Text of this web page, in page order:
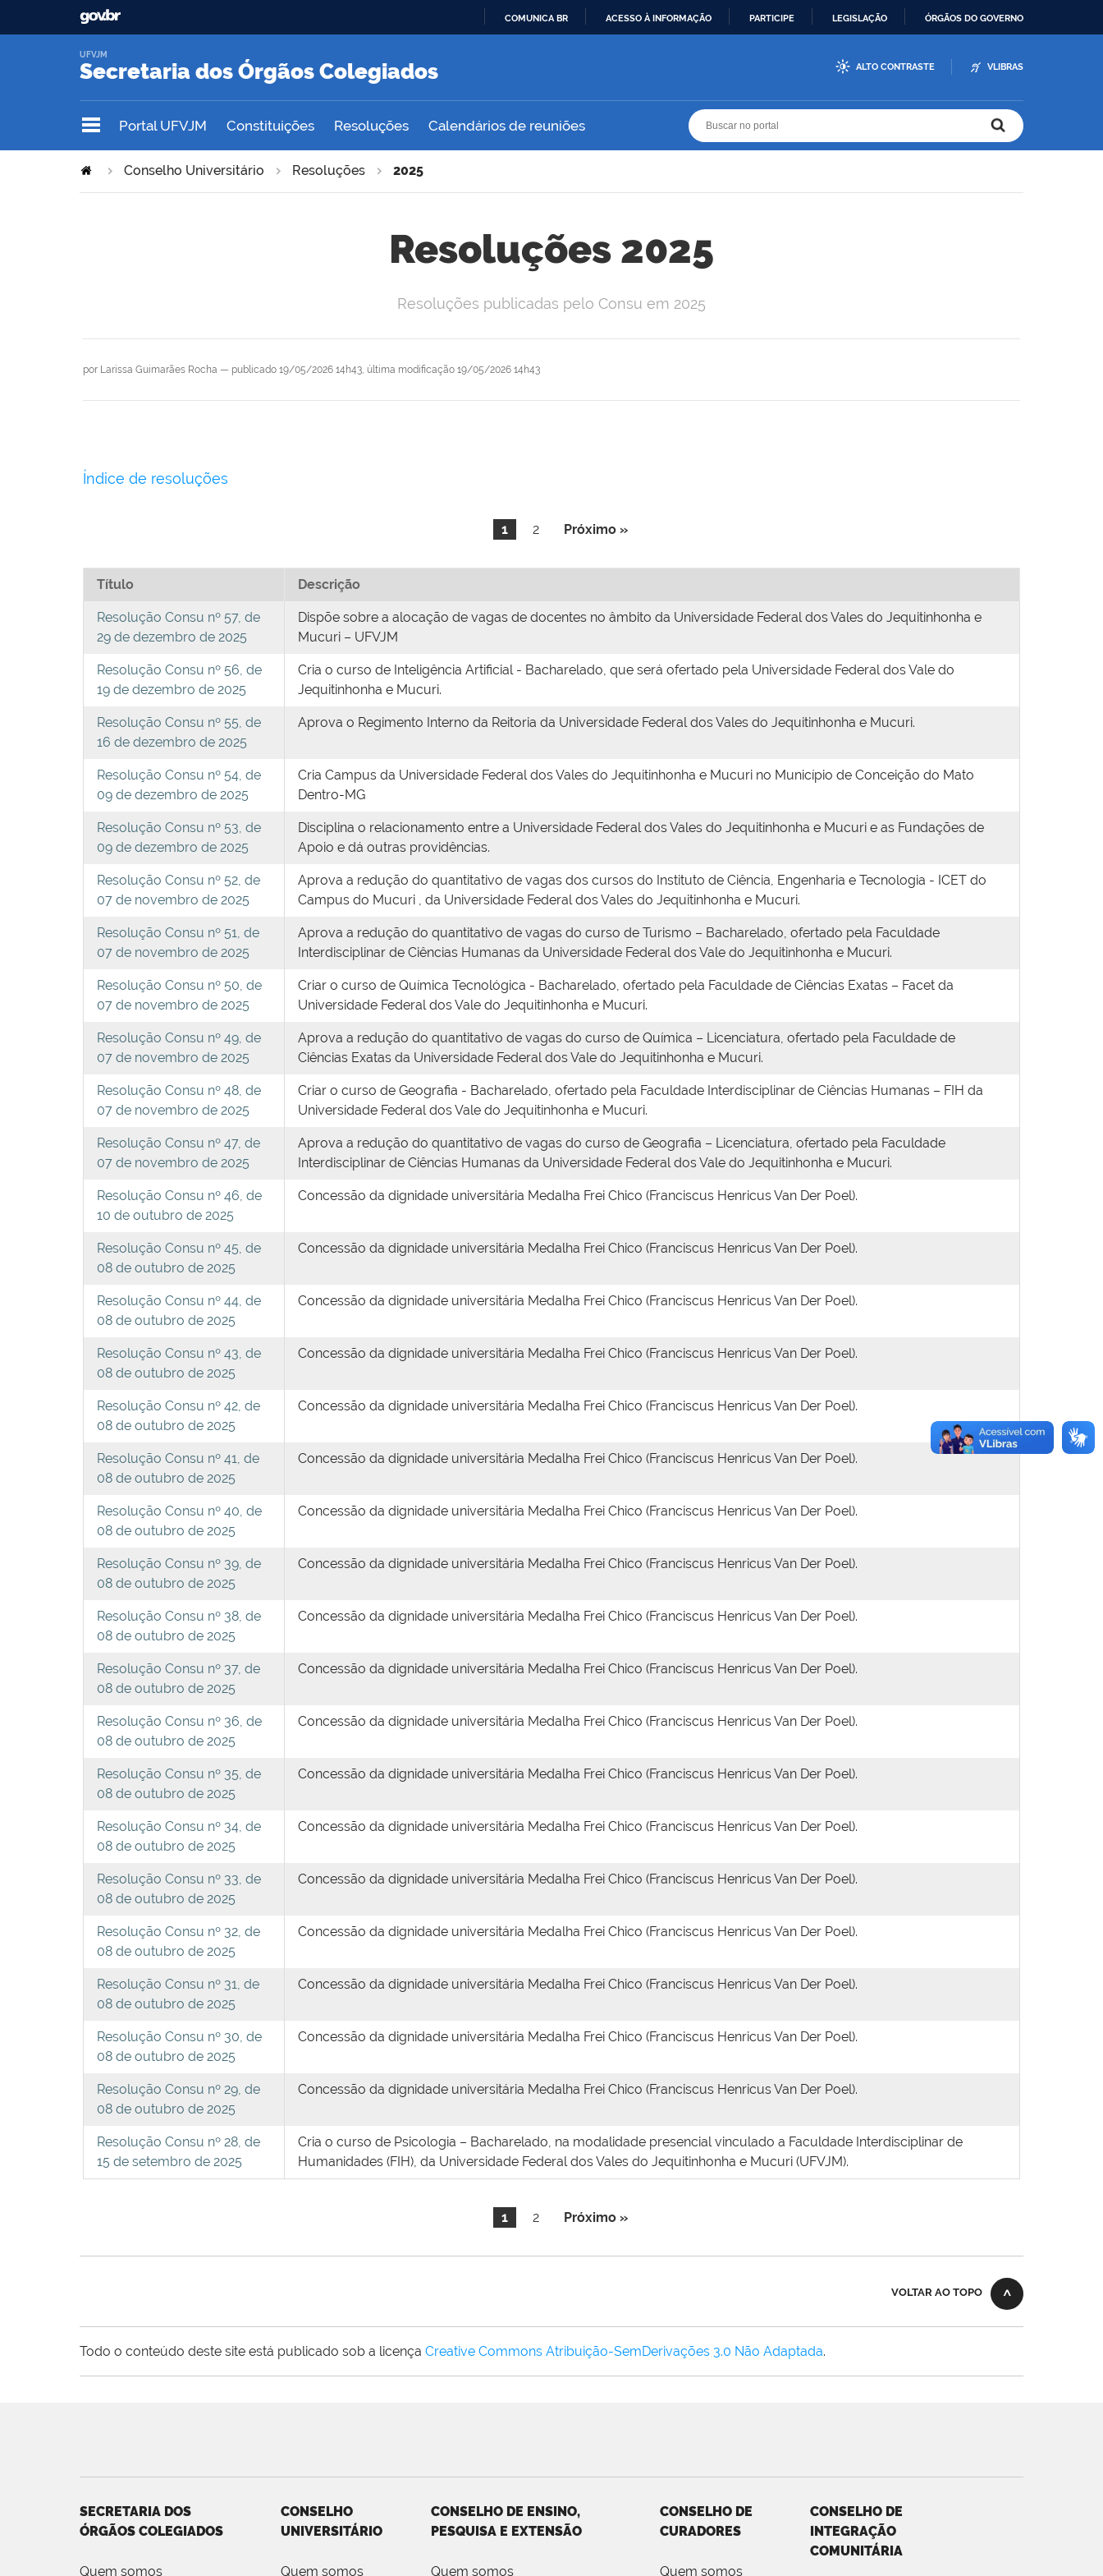
COMUNICA BR ACESSO À INFORMAÇÃO PARTICIPE LEGISLAÇÃO ÓRGÃOS DO GOVERNO
Secretaria dos Órgãos Colegiados
UFVJM
ALTO CONTRASTE VLIBRAS
Portal UFVJM Constituições Resoluções Calendários de reuniões
Conselho Universitário Resoluções 2025
Resoluções 2025
por Larissa Guimarães Rocha — publicado 19/05/2026 14h43, última modificação 19/05/2026 14h43
Resoluções publicadas pelo Consu em 2025
Índice de resoluções
1 2 Próximo »
Título Descrição
Resolução Consu nº 57, de
29 de dezembro de 2025
Dispõe sobre a alocação de vagas de docentes no âmbito da Universidade Federal dos Vales do Jequitinhonha e
Mucuri – UFVJM
Resolução Consu nº 56, de
19 de dezembro de 2025
Cria o curso de Inteligência Artificial - Bacharelado, que será ofertado pela Universidade Federal dos Vale do
Jequitinhonha e Mucuri.
Resolução Consu nº 55, de
16 de dezembro de 2025
Aprova o Regimento Interno da Reitoria da Universidade Federal dos Vales do Jequitinhonha e Mucuri.
Resolução Consu nº 54, de
09 de dezembro de 2025
Cria Campus da Universidade Federal dos Vales do Jequitinhonha e Mucuri no Município de Conceição do Mato
Dentro-MG
Resolução Consu nº 53, de
09 de dezembro de 2025
Disciplina o relacionamento entre a Universidade Federal dos Vales do Jequitinhonha e Mucuri e as Fundações de
Apoio e dá outras providências.
Resolução Consu nº 52, de
07 de novembro de 2025
Aprova a redução do quantitativo de vagas dos cursos do Instituto de Ciência, Engenharia e Tecnologia - ICET do
Campus do Mucuri , da Universidade Federal dos Vales do Jequitinhonha e Mucuri.
Resolução Consu nº 51, de
07 de novembro de 2025
Aprova a redução do quantitativo de vagas do curso de Turismo – Bacharelado, ofertado pela Faculdade
Interdisciplinar de Ciências Humanas da Universidade Federal dos Vale do Jequitinhonha e Mucuri.
Resolução Consu nº 50, de
07 de novembro de 2025
Criar o curso de Química Tecnológica - Bacharelado, ofertado pela Faculdade de Ciências Exatas – Facet da
Universidade Federal dos Vale do Jequitinhonha e Mucuri.
Resolução Consu nº 49, de
07 de novembro de 2025
Aprova a redução do quantitativo de vagas do curso de Química – Licenciatura, ofertado pela Faculdade de
Ciências Exatas da Universidade Federal dos Vale do Jequitinhonha e Mucuri.
Resolução Consu nº 48, de
07 de novembro de 2025
Criar o curso de Geografia - Bacharelado, ofertado pela Faculdade Interdisciplinar de Ciências Humanas – FIH da
Universidade Federal dos Vale do Jequitinhonha e Mucuri.
Resolução Consu nº 47, de
07 de novembro de 2025
Aprova a redução do quantitativo de vagas do curso de Geografia – Licenciatura, ofertado pela Faculdade
Interdisciplinar de Ciências Humanas da Universidade Federal dos Vale do Jequitinhonha e Mucuri.
Resolução Consu nº 46, de
10 de outubro de 2025
Concessão da dignidade universitária Medalha Frei Chico (Franciscus Henricus Van Der Poel).
Resolução Consu nº 45, de
08 de outubro de 2025
Concessão da dignidade universitária Medalha Frei Chico (Franciscus Henricus Van Der Poel).
Resolução Consu nº 44, de
08 de outubro de 2025
Concessão da dignidade universitária Medalha Frei Chico (Franciscus Henricus Van Der Poel).
Resolução Consu nº 43, de
08 de outubro de 2025
Concessão da dignidade universitária Medalha Frei Chico (Franciscus Henricus Van Der Poel).
Resolução Consu nº 42, de
08 de outubro de 2025
Concessão da dignidade universitária Medalha Frei Chico (Franciscus Henricus Van Der Poel).
Resolução Consu nº 41, de
08 de outubro de 2025
Concessão da dignidade universitária Medalha Frei Chico (Franciscus Henricus Van Der Poel).
Resolução Consu nº 40, de
08 de outubro de 2025
Concessão da dignidade universitária Medalha Frei Chico (Franciscus Henricus Van Der Poel).
Resolução Consu nº 39, de
08 de outubro de 2025
Concessão da dignidade universitária Medalha Frei Chico (Franciscus Henricus Van Der Poel).
Resolução Consu nº 38, de
08 de outubro de 2025
Concessão da dignidade universitária Medalha Frei Chico (Franciscus Henricus Van Der Poel).
Resolução Consu nº 37, de
08 de outubro de 2025
Concessão da dignidade universitária Medalha Frei Chico (Franciscus Henricus Van Der Poel).
Resolução Consu nº 36, de
08 de outubro de 2025
Concessão da dignidade universitária Medalha Frei Chico (Franciscus Henricus Van Der Poel).
Resolução Consu nº 35, de
08 de outubro de 2025
Concessão da dignidade universitária Medalha Frei Chico (Franciscus Henricus Van Der Poel).
Resolução Consu nº 34, de
08 de outubro de 2025
Concessão da dignidade universitária Medalha Frei Chico (Franciscus Henricus Van Der Poel).
Resolução Consu nº 33, de
08 de outubro de 2025
Concessão da dignidade universitária Medalha Frei Chico (Franciscus Henricus Van Der Poel).
Resolução Consu nº 32, de
08 de outubro de 2025
Concessão da dignidade universitária Medalha Frei Chico (Franciscus Henricus Van Der Poel).
Resolução Consu nº 31, de
08 de outubro de 2025
Concessão da dignidade universitária Medalha Frei Chico (Franciscus Henricus Van Der Poel).
Resolução Consu nº 30, de
08 de outubro de 2025
Concessão da dignidade universitária Medalha Frei Chico (Franciscus Henricus Van Der Poel).
Resolução Consu nº 29, de
08 de outubro de 2025
Concessão da dignidade universitária Medalha Frei Chico (Franciscus Henricus Van Der Poel).
Resolução Consu nº 28, de
15 de setembro de 2025
Cria o curso de Psicologia – Bacharelado, na modalidade presencial vinculado a Faculdade Interdisciplinar de
Humanidades (FIH), da Universidade Federal dos Vales do Jequitinhonha e Mucuri (UFVJM).
1 2 Próximo »
VOLTAR AO TOPO
Todo o conteúdo deste site está publicado sob a licença Creative Commons Atribuição-SemDerivações 3.0 Não Adaptada.
SECRETARIA DOS
ÓRGÃOS COLEGIADOS
Quem somos
CONSELHO
UNIVERSITÁRIO
Quem somos
CONSELHO DE ENSINO,
PESQUISA E EXTENSÃO
Quem somos
CONSELHO DE
CURADORES
Quem somos
CONSELHO DE
INTEGRAÇÃO
COMUNITÁRIA